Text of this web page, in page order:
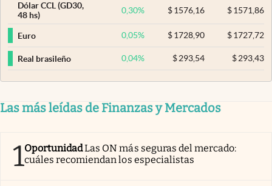
Dólar CCL (GD30,
48 hs)
0,30% $ 1576,16 $1571,86
Euro 0,05% $ 1728,90 $1727,72
Real brasileño 0,04% $293,54 $293,43
Las más leídas de Finanzas y Mercados
1OportunidadLas ON más seguras del mercado:
cuáles recomiendan los especialistas